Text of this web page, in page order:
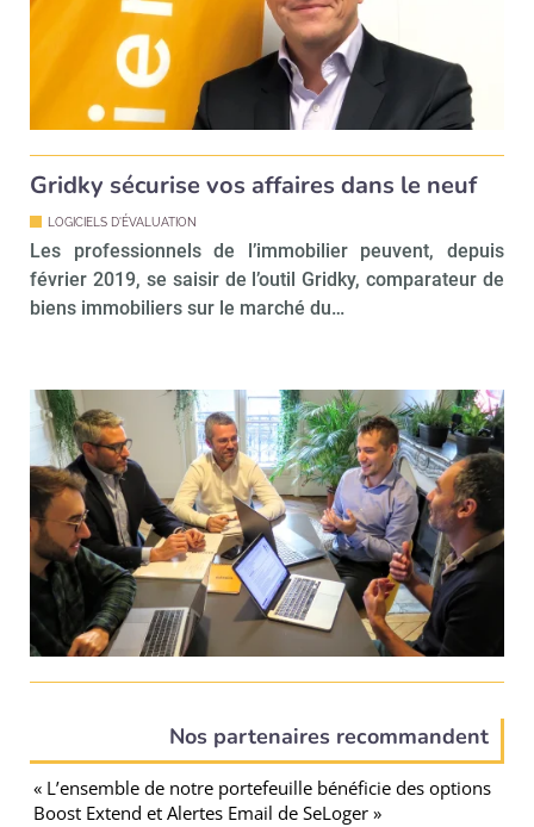
Gridky sécurise vos affaires dans le neuf
LOGICIELS D'ÉVALUATION
Les professionnels de l’immobilier peuvent, depuis
février 2019, se saisir de l’outil Gridky, comparateur de
biens immobiliers sur le marché du…
Nos partenaires recommandent
« L’ensemble de notre portefeuille bénéficie des options
Boost Extend et Alertes Email de SeLoger »